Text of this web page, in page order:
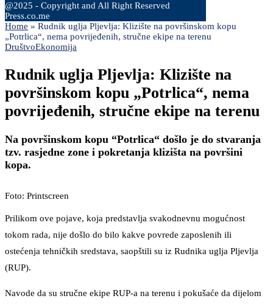
@2025 - Copyright and All Right Reserved
Press.co.me
Home » Rudnik uglja Pljevlja: Klizište na površinskom kopu
„Potrlica“, nema povrijeđenih, stručne ekipe na terenu
DruštvoEkonomija
Rudnik uglja Pljevlja: Klizište na
površinskom kopu „Potrlica“, nema
povrijeđenih, stručne ekipe na terenu
Na površinskom kopu “Potrlica“ došlo je do stvaranja
tzv. rasjedne zone i pokretanja klizišta na površini
kopa.
Foto: Printscreen
Prilikom ove pojave, koja predstavlja svakodnevnu mogućnost
tokom rada, nije došlo do bilo kakve povrede zaposlenih ili
ostećenja tehničkih sredstava, saopštili su iz Rudnika uglja Pljevlja
(RUP).
Navode da su stručne ekipe RUP-a na terenu i pokušaće da dijelom